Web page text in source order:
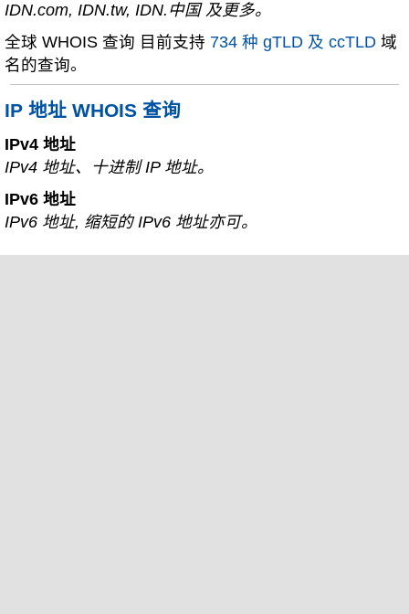
IDN.com, IDN.tw, IDN.中国 及更多。
全球 WHOIS 查询 目前支持 734 种 gTLD 及 ccTLD 域
名的查询。
IP 地址 WHOIS 查询
IPv4 地址
IPv4 地址、十进制 IP 地址。
IPv6 地址
IPv6 地址, 缩短的 IPv6 地址亦可。